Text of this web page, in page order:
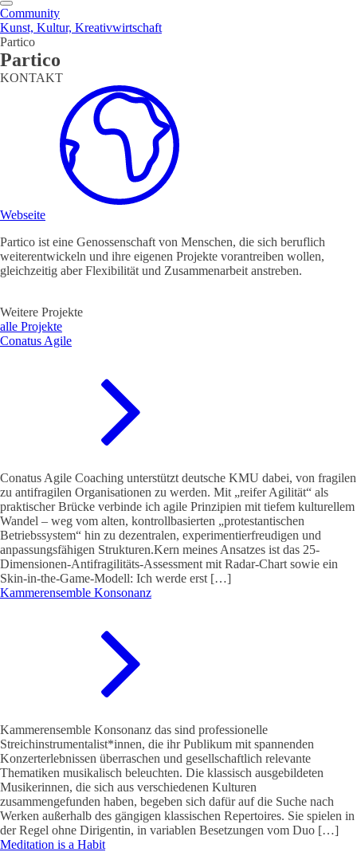
Community
Kunst, Kultur, Kreativwirtschaft
Partico
Partico
KONTAKT
Webseite
Partico ist eine Genossenschaft von Menschen, die sich beruflich
weiterentwickeln und ihre eigenen Projekte vorantreiben wollen,
gleichzeitig aber Flexibilität und Zusammenarbeit anstreben.
Weitere Projekte
alle Projekte
Conatus Agile
Conatus Agile Coaching unterstützt deutsche KMU dabei, von fragilen
zu antifragilen Organisationen zu werden. Mit „reifer Agilität“ als
praktischer Brücke verbinde ich agile Prinzipien mit tiefem kulturellem
Wandel – weg vom alten, kontrollbasierten „protestantischen
Betriebssystem“ hin zu dezentralen, experimentierfreudigen und
anpassungsfähigen Strukturen.Kern meines Ansatzes ist das 25-
Dimensionen-Antifragilitäts-Assessment mit Radar-Chart sowie ein
Skin-in-the-Game-Modell: Ich werde erst […]
Kammerensemble Konsonanz
Kammerensemble Konsonanz das sind professionelle
Streichinstrumentalist*innen, die ihr Publikum mit spannenden
Konzerterlebnissen überraschen und gesellschaftlich relevante
Thematiken musikalisch beleuchten. Die klassisch ausgebildeten
Musikerinnen, die sich aus verschiedenen Kulturen
zusammengefunden haben, begeben sich dafür auf die Suche nach
Werken außerhalb des gängigen klassischen Repertoires. Sie spielen in
der Regel ohne Dirigentin, in variablen Besetzungen vom Duo […]
Meditation is a Habit